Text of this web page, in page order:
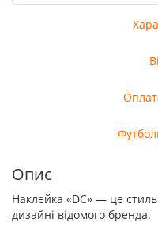
Опис
Наклейка «DC» — це
дизайні відомого бренда.